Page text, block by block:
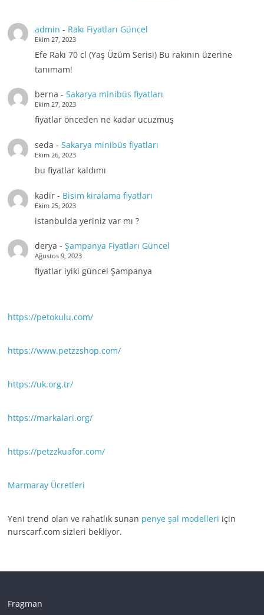
admin - Rakı Fiyatları Güncel
Ekim 27, 2023
Efe Rakı 70 cl (Yaş Üzüm Serisi) Bu rakının üzerine
tanımam!
berna - Sakarya minibüs fiyatları
Ekim 27, 2023
fiyatlar önceden ne kadar ucuzmuş
seda - Sakarya minibüs fiyatları
Ekim 26, 2023
bu fiyatlar kaldımı
kadir- Bisim kiralama fiyatları
Ekim 25, 2023
istanbulda yeriniz var mı ?
derya - Şampanya Fiyatları Güncel
Ağustos 9, 2023
fiyatlar iyiki güncel Şampanya
https://petokulu.com/
https://www.petzzshop.com/
https://uk.org.tr/
https://markalari.org/
https://petzzkuafor.com/
Marmaray Ücretleri
Yeni trend olan ve rahatlık sunan penye şal modelleri için
nurscarf.com sizleri bekliyor.
Fragman